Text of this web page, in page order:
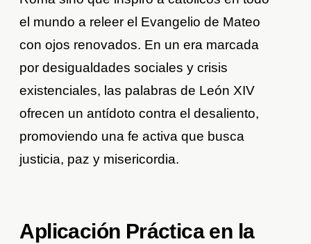
el mundo a releer el Evangelio de Mateo
con ojos renovados. En un era marcada
por desigualdades sociales y crisis
existenciales, las palabras de León XIV
ofrecen un antídoto contra el desaliento,
promoviendo una fe activa que busca
justicia, paz y misericordia.
Aplicación Práctica en la